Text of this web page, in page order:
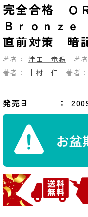
完全合格 Ｏ
Ｂｒｏｎｚ
直前対策 暗
著者： 津田 竜賜 著者
著者：
中村 仁 著者：
発売日